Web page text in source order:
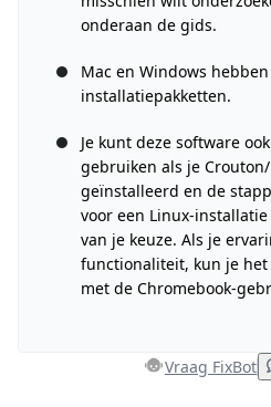
onderaan de gids.
Mac en Windows
installatiepakketten.
Je kunt deze software
gebruiken als je
geïnstalleerd en de
voor een Linux-
van je keuze. Als je
functionaliteit, kun je
met de Chromebook-
Vraag FixBot